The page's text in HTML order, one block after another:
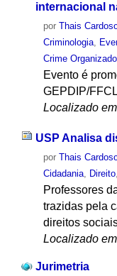
internacional
por Thais
Criminologia,
Crime Organizado
Evento é
GEPDIP/
Localizado em
USP Analisa
por Thais
Cidadania, Direito,
Professores
trazidas pela
direitos
Localizado em
Jurimetria